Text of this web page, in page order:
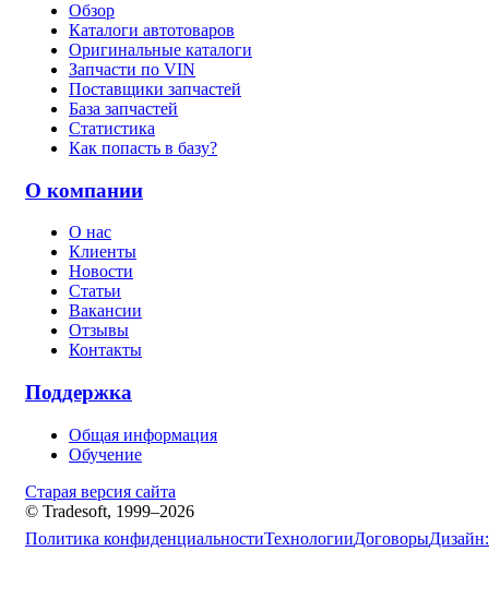
Обзор
Каталоги автотоваров
Оригинальные каталоги
Запчасти по VIN
Поставщики запчастей
База запчастей
Статистика
Как попасть в базу?
О компании
О нас
Клиенты
Новости
Статьи
Вакансии
Отзывы
Контакты
Поддержка
Общая информация
Обучение
Старая версия сайта
© Tradesoft, 1999–2026
Политика конфиденциальностиТехнологииДоговорыДизайн: